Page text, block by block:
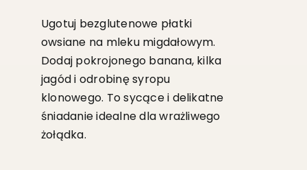
Ugotuj bezglutenowe płatki
owsiane na mleku migdałowym.
Dodaj pokrojonego banana, kilka
jagód i odrobinę syropu
klonowego. To sycące i delikatne
śniadanie idealne dla wrażliwego
żołądka.